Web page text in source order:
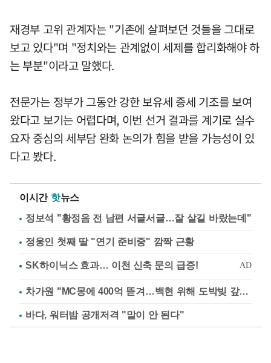
재경부 고위 관계자는 "기존에 살펴보던 것들을 그대로
보고 있다"며 "정치와는 관계없이 세제를 합리화해야 하
는 부분"이라고 말했다.
전문가는 정부가 그동안 강한 보유세 증세 기조를 보여
왔다고 보기는 어렵다며, 이번 선거 결과를 계기로 실수
요자 중심의 세부담 완화 논의가 힘을 받을 가능성이 있
다고 봤다.
이시간 핫뉴스
정보석 "황정음 전 남편 서글서글…잘 살길 바랐는데"
정웅인 첫째 딸 "연기 준비중" 깜짝 근황
차가원 "MC몽에 400억 뜯겨…백현 위해 도박빚 갚아줘"
바다, 워터밤 공개저격 "말이 안 된다"